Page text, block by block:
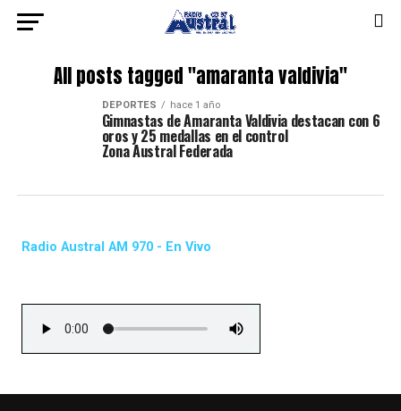
All posts tagged "amaranta valdivia"
DEPORTES hace 1 año
Gimnastas de Amaranta Valdivia destacan con 6
oros y 25 medallas en el control
Zona Austral Federada
Radio Austral AM 970 - En Vivo